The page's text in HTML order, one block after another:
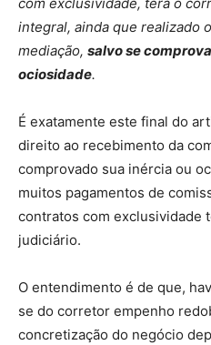
com exclusividade, terá o
integral, ainda que realizado
mediação, salvo se
ociosidade.
É exatamente este final do
direito ao recebimento da
comprovado sua inércia ou
muitos pagamentos de
contratos com exclusividade
judiciário.
O entendimento é de que,
se do corretor empenho
concretização do negócio